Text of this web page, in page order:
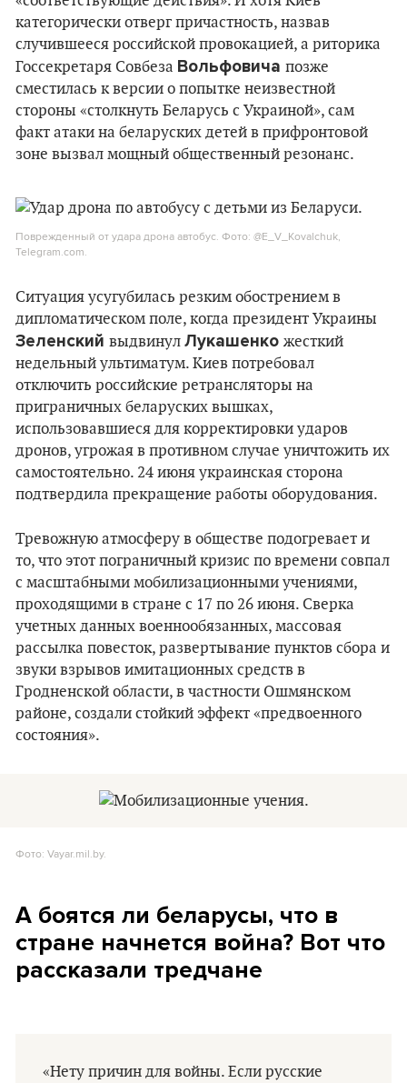
категорически отверг причастность, назвав
случившееся российской провокацией, а риторика
Госсекретаря Совбеза Вольфовича позже
сместилась к версии о попытке неизвестной
стороны «столкнуть Беларусь с Украиной», сам
факт атаки на беларуских детей в прифронтовой
зоне вызвал мощный общественный резонанс.
Поврежденный от удара дрона автобус. Фото: @E_V_Kovalchuk,
Telegram.com.
Ситуация усугубилась резким обострением в
дипломатическом поле, когда президент Украины
Зеленский выдвинул Лукашенко жесткий
недельный ультиматум. Киев потребовал
отключить российские ретрансляторы на
приграничных беларуских вышках,
использовавшиеся для корректировки ударов
дронов, угрожая в противном случае уничтожить их
самостоятельно. 24 июня украинская сторона
подтвердила прекращение работы оборудования.
Тревожную атмосферу в обществе подогревает и
то, что этот пограничный кризис по времени совпал
с масштабными мобилизационными учениями,
проходящими в стране с 17 по 26 июня. Сверка
учетных данных военнообязанных, массовая
рассылка повесток, развертывание пунктов сбора и
звуки взрывов имитационных средств в
Гродненской области, в частности Ошмянском
районе, создали стойкий эффект «предвоенного
состояния».
Фото: Vayar.mil.by.
А боятся ли беларусы, что в
стране начнется война? Вот что
рассказали тредчане
«Нету причин для войны. Если русские